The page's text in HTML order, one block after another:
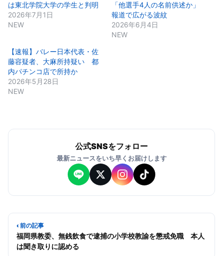
は東北学院大学の学生と判明
2026年7月1日
NEW
「他選手4人の名前供述か」
報道で広がる波紋
2026年6月4日
NEW
【速報】バレー日本代表・佐
藤容疑者、大麻所持疑い 都
内パチンコ店で所持か
2026年5月28日
NEW
公式SNSをフォロー
最新ニュースをいち早くお届けします
‹ 前の記事
福岡県教委、無銭飲食で逮捕の小学校教諭を懲戒免職 本人
は聞き取りに認める